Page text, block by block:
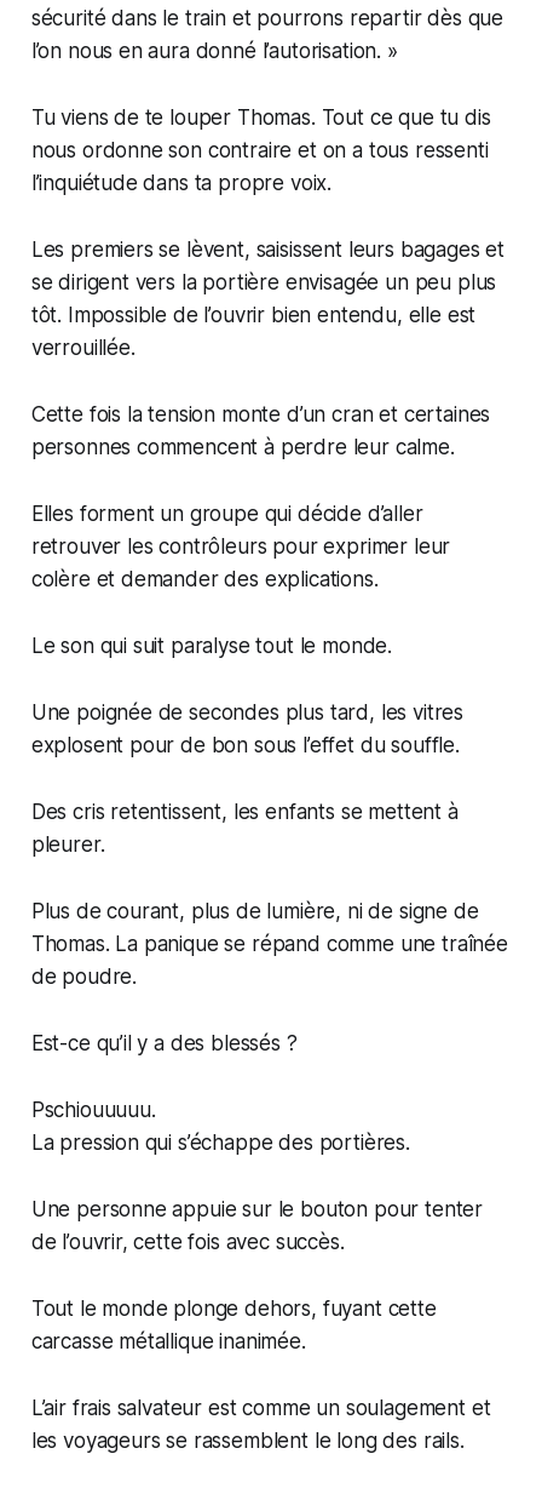
sécurité dans le train et pourrons repartir dès que
l’on nous en aura donné l’autorisation. »
Tu viens de te louper Thomas. Tout ce que tu dis
nous ordonne son contraire et on a tous ressenti
l’inquiétude dans ta propre voix.
Les premiers se lèvent, saisissent leurs bagages et
se dirigent vers la portière envisagée un peu plus
tôt. Impossible de l’ouvrir bien entendu, elle est
verrouillée.
Cette fois la tension monte d’un cran et certaines
personnes commencent à perdre leur calme.
Elles forment un groupe qui décide d’aller
retrouver les contrôleurs pour exprimer leur
colère et demander des explications.
Le son qui suit paralyse tout le monde.
Une poignée de secondes plus tard, les vitres
explosent pour de bon sous l’effet du souffle.
Des cris retentissent, les enfants se mettent à
pleurer.
Plus de courant, plus de lumière, ni de signe de
Thomas. La panique se répand comme une traînée
de poudre.
Est-ce qu’il y a des blessés ?
Pschiouuuuu.
La pression qui s’échappe des portières.
Une personne appuie sur le bouton pour tenter
de l’ouvrir, cette fois avec succès.
Tout le monde plonge dehors, fuyant cette
carcasse métallique inanimée.
L’air frais salvateur est comme un soulagement et
les voyageurs se rassemblent le long des rails.